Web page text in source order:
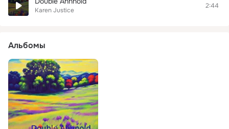
Karen Justice
2:44
Альбомы